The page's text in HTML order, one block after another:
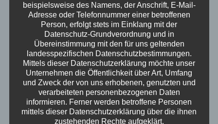
beispielsweise des Namens, der Anschrift, E-Mail-
Adresse oder Telefonnummer einer betroffenen
Person, erfolgt stets im Einklang mit der
Datenschutz-Grundverordnung und in
Übereinstimmung mit den für uns geltenden
landesspezifischen Datenschutzbestimmungen.
Mittels dieser Datenschutzerklärung möchte unser
Unternehmen die Öffentlichkeit über Art, Umfang
und Zweck der von uns erhobenen, genutzten und
verarbeiteten personenbezogenen Daten
informieren. Ferner werden betroffene Personen
mittels dieser Datenschutzerklärung über die ihnen
zustehenden Rechte aufgeklärt.